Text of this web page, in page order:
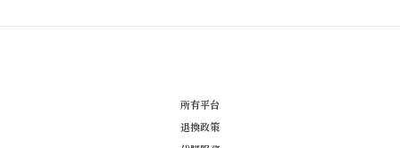
所有平台
退換政策